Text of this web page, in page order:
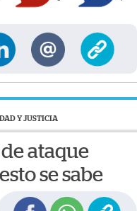
Y JUSTICIA
ataque
se sabe